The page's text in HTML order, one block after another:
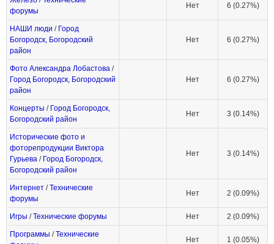
форумы
Нет 6 (0.27%)
НАШИ люди / Город
Богородск, Богородский
район
Нет 6 (0.27%)
Фото Александра Лобастова /
Город Богородск, Богородский
район
Нет 6 (0.27%)
Концерты / Город Богородск,
Богородский район
Нет 3 (0.14%)
Исторические фото и
фоторепродукции Виктора
Гурьева / Город Богородск,
Богородский район
Нет 3 (0.14%)
Интернет /Технические
форумы
Нет 2 (0.09%)
Игры /Технические форумы Нет 2 (0.09%)
Программы /Технические
Нет 1 (0.05%)